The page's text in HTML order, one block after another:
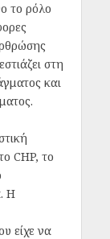
το ρόλο
στη
και
CHP, το
Η
είχε να